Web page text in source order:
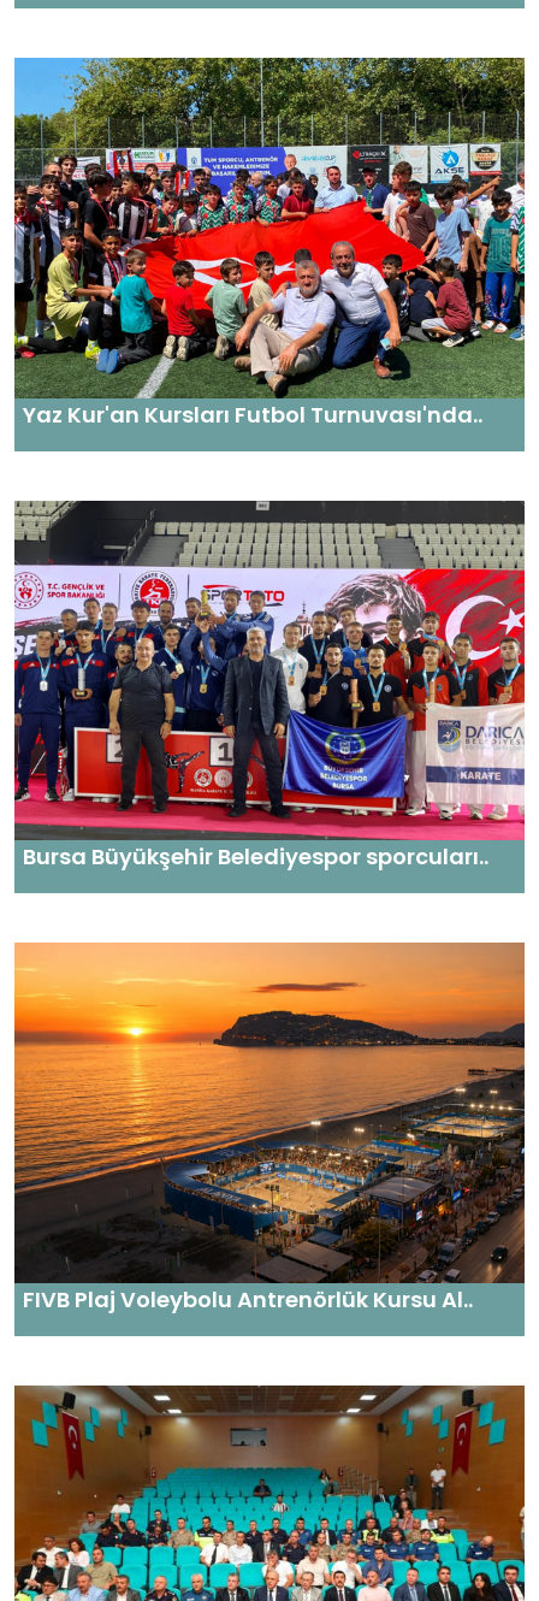
Yaz Kur'an Kursları Futbol Turnuvası'nda..
Bursa Büyükşehir Belediyespor sporcuları..
FIVB Plaj Voleybolu Antrenörlük Kursu Al..